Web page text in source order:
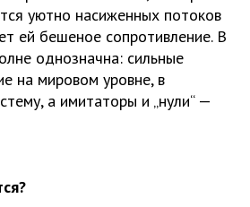
уютно насиженных потоков
ей бешеное сопротивление. В
однозначна: сильные
на мировом уровне, в
а имитаторы и „нули“ —